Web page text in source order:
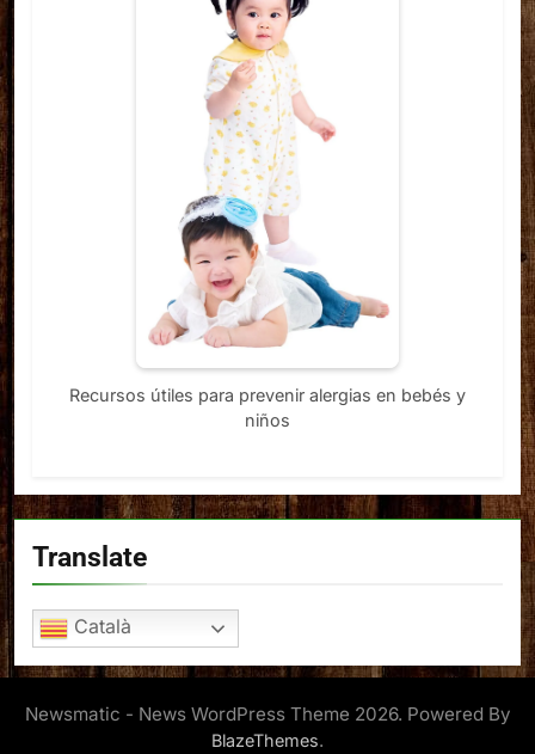
Recursos útiles para prevenir alergias en bebés y
niños
Translate
Català
Newsmatic - News WordPress Theme 2026. Powered By
BlazeThemes.